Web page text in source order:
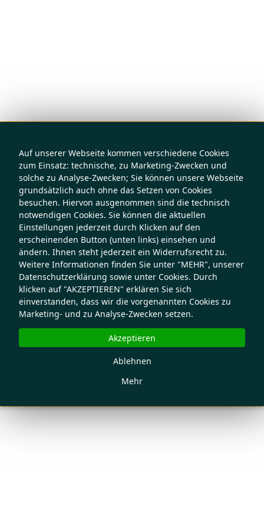
Auf unserer Webseite kommen verschiedene Cookies
zum Einsatz: technische, zu Marketing-Zwecken und
solche zu Analyse-Zwecken; Sie können unsere Webseite
grundsätzlich auch ohne das Setzen von Cookies
besuchen. Hiervon ausgenommen sind die technisch
notwendigen Cookies. Sie können die aktuellen
Einstellungen jederzeit durch Klicken auf den
erscheinenden Button (unten links) einsehen und
ändern. Ihnen steht jederzeit ein Widerrufsrecht zu.
Weitere Informationen finden Sie unter "MEHR", unserer
Datenschutzerklärung sowie unter Cookies. Durch
klicken auf "AKZEPTIEREN" erklären Sie sich
einverstanden, dass wir die vorgenannten Cookies zu
Marketing- und zu Analyse-Zwecken setzen.
Mehr
Ablehnen
Akzeptieren